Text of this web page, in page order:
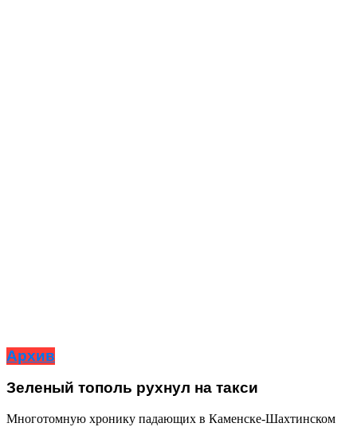
Архив
Зеленый тополь рухнул на такси
Многотомную хронику падающих в Каменске-Шахтинском